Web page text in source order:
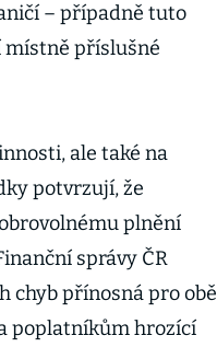
– případně tuto
místně příslušné
ale také na
potvrzují, že
plnění
správy ČR
chyb přínosná pro obě
poplatníkům hrozící